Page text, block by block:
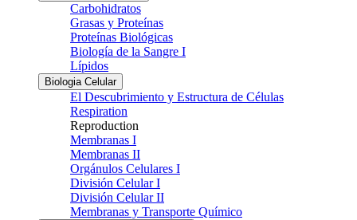
Carbohidratos
Grasas y Proteínas
Proteínas Biológicas
Biología de la Sangre I
Lípidos
Biologia Celular
El Descubrimiento y Estructura de Células
Respiration
Reproduction
Membranas I
Membranas II
Orgánulos Celulares I
División Celular I
División Celular II
Membranas y Transporte Químico